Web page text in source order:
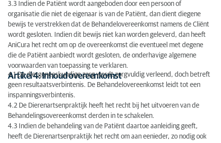
3.3 Indien de Patiënt wordt aangeboden door een persoon of
organisatie die niet de eigenaar is van de Patiënt, dan dient diegene
bewijs te verstrekken dat de Behandelovereenkomst namens de Cliënt
wordt gesloten. Indien dit bewijs niet kan worden geleverd, dan heeft
AniCura het recht om op de overeenkomst die eventueel met degene
die de Patiënt aanbiedt wordt gesloten, de onderhavige algemene
voorwaarden van toepassing te verklaren.
Artikel 4: Inhoud overeenkomst
4.1 De diergeneeskundige zorg wordt zorgvuldig verleend, doch betreft
geen resultaatsverbintenis. De Behandelovereenkomst leidt tot een
inspanningsverbintenis.
4.2 De Dierenartsenpraktijk heeft het recht bij het uitvoeren van de
Behandelingsovereenkomst derden in te schakelen.
4.3 Indien de behandeling van de Patiënt daartoe aanleiding geeft,
heeft de Dierenartsenpraktijk het recht om aan eenieder, zo nodig ook